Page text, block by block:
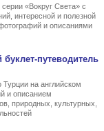
«Вокруг Света» с
интересной и полезной
и описаниями
буклет-путеводитель
на английском
и описанием
природных, культурных,